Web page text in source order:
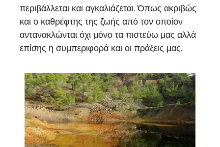
περιβάλλεται και αγκαλιάζεται. Όπως ακριβώς
και ο καθρέφτης της ζωής από τον οποίον
αντανακλώνται όχι μόνο τα πιστεύω μας αλλά
επίσης η συμπεριφορά και οι πράξεις μας.